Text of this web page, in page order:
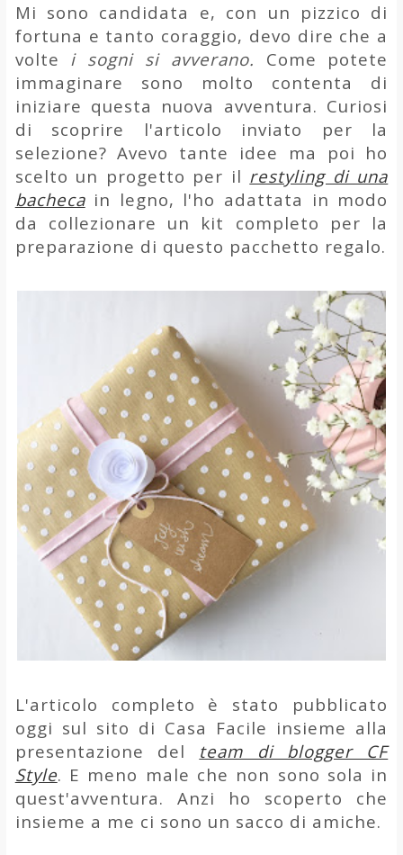
Mi sono candidata e, con un pizzico di
fortuna e tanto coraggio, devo dire che a
volte i sogni si avverano. Come potete
immaginare sono molto contenta di
iniziare questa nuova avventura. Curiosi
di scoprire l'articolo inviato per la
selezione? Avevo tante idee ma poi ho
scelto un progetto per il restyling di una
bachecain legno, l'ho adattata in modo
da collezionare un kit completo per la
preparazione di questo pacchetto regalo.
L'articolo completo è stato pubblicato
oggi sul sito di Casa Facile insieme alla
presentazione del team di blogger CF
Style. E meno male che non sono sola in
quest'avventura. Anzi ho scoperto che
insieme a me ci sono un sacco di amiche.